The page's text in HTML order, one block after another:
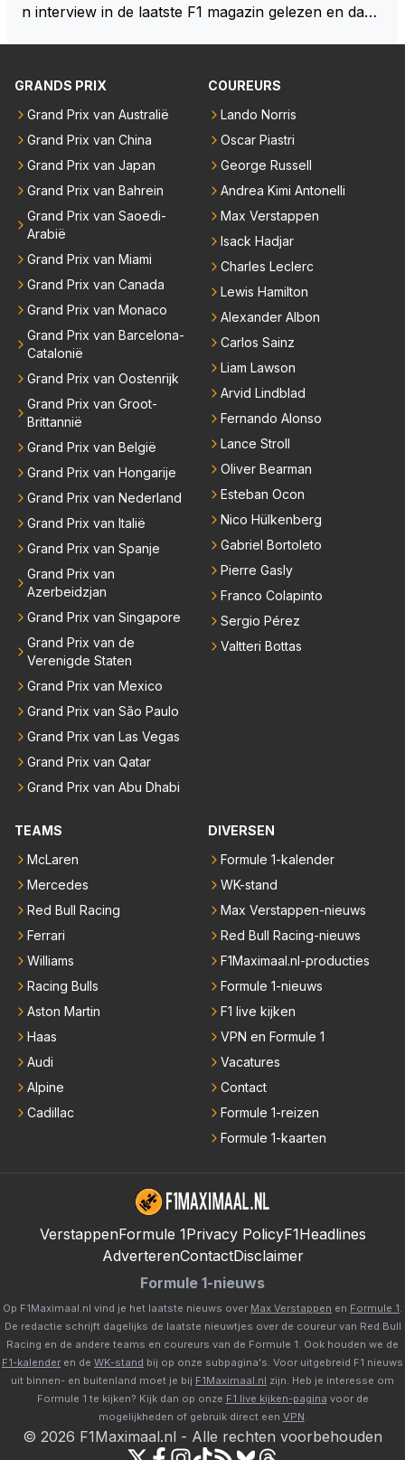
n interview in de laatste F1 magazin gelezen en daari
en professioneel team staan dat mee doet voor over
et er altijd zijn. Het tempo van de doorontwikkeling h
angt ook een klein beetje af van mijn eigen keuzes v
oor de komende jaren en wat ik doe in de F1. Maar
het is zeker de doelstelling om het race team verder
uit te breiden richting de langeafstandsracerij met na
me, niet richting de F1." Aangezien zijn team in diver
se klassen al meedoet en ook in de hoogste klasse,
zie ik hem er niet nog 10 jaar aanplakken aangezien
hij in datzelfde interview aangeeft er zelf als team ba
as boven op te willen zitten maar geen 24 races per
jaar van huis te willen zijn.
GRANDS PRIX
Grand Prix van Australië
Grand Prix van China
Grand Prix van Japan
Grand Prix van Bahrein
Grand Prix van Saoedi-
Arabië
Grand Prix van Miami
Grand Prix van Canada
Grand Prix van Monaco
Grand Prix van Barcelona-
Catalonië
Grand Prix van Oostenrijk
Grand Prix van Groot-
Brittannië
Grand Prix van België
Grand Prix van Hongarije
Grand Prix van Nederland
Grand Prix van Italië
Grand Prix van Spanje
Grand Prix van
Azerbeidzjan
Grand Prix van Singapore
Grand Prix van de
Verenigde Staten
Grand Prix van Mexico
Grand Prix van São Paulo
Grand Prix van Las Vegas
Grand Prix van Qatar
Grand Prix van Abu Dhabi
COUREURS
Lando Norris
Oscar Piastri
George Russell
Andrea Kimi Antonelli
Max Verstappen
Isack Hadjar
Charles Leclerc
Lewis Hamilton
Alexander Albon
Carlos Sainz
Liam Lawson
Arvid Lindblad
Fernando Alonso
Lance Stroll
Oliver Bearman
Esteban Ocon
Nico Hülkenberg
Gabriel Bortoleto
Pierre Gasly
Franco Colapinto
Sergio Pérez
Valtteri Bottas
TEAMS
McLaren
Mercedes
Red Bull Racing
Ferrari
Williams
Racing Bulls
Aston Martin
Haas
Audi
Alpine
Cadillac
DIVERSEN
Formule 1-kalender
WK-stand
Max Verstappen-nieuws
Red Bull Racing-nieuws
F1Maximaal.nl-producties
Formule 1-nieuws
F1 live kijken
VPN en Formule 1
Vacatures
Contact
Formule 1-reizen
Formule 1-kaarten
VerstappenFormule 1Privacy PolicyF1Headlines
AdverterenContactDisclaimer
Formule 1-nieuws
Op F1Maximaal.nl vind je het laatste nieuws over Max Verstappen en Formule 1
De redactie schrijft dagelijks de laatste nieuwtjes over de coureur van Red Bull
Racing en de andere teams en coureurs van de Formule 1. Ook houden we de
F1-kalender en de WK-stand bij op onze subpagina's. Voor uitgebreid F1 nieuws
uit binnen- en buitenland moet je bij F1Maximaal.nl zijn. Heb je interesse om
Formule 1 te kijken? Kijk dan op onze F1 live kijken-pagina voor de
mogelijkheden of gebruik direct een VPN
© 2026 F1Maximaal.nl - Alle rechten voorbehouden